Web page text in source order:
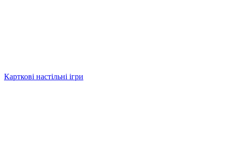
Карткові настільні ігри